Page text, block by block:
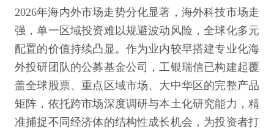
2026年海内外市场走势分化显著，海外科技市场走
强，单一区域投资难以规避波动风险，全球化多元
配置的价值持续凸显。作为业内较早搭建专业化海
外投研团队的公募基金公司，工银瑞信已构建起覆
盖全球股票、重点区域市场、大中华区的完整产品
矩阵，依托跨市场深度调研与本土化研究能力，精
准捕捉不同经济体的结构性成长机会，为投资者打